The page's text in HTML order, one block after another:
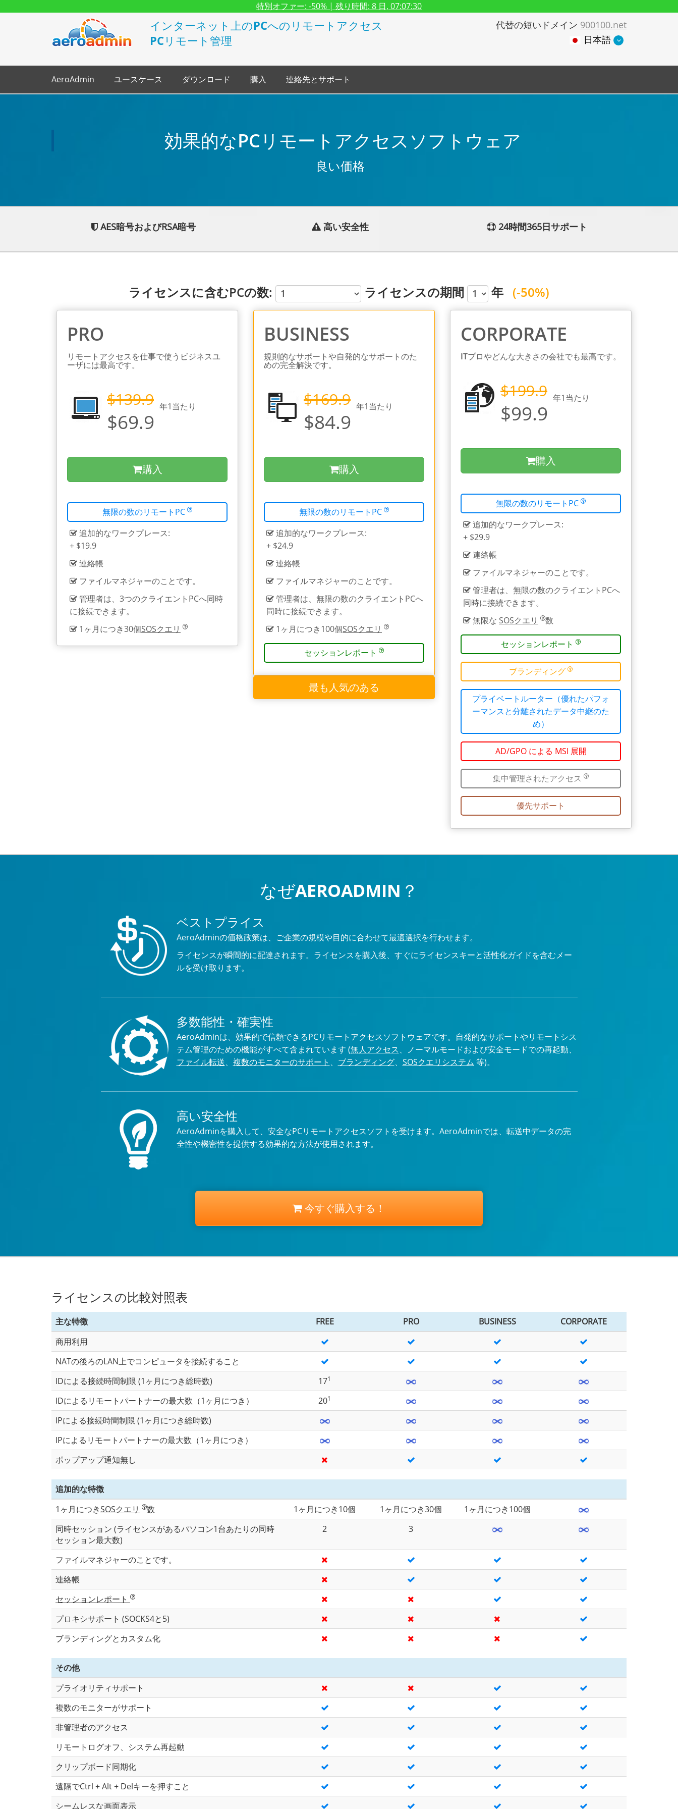
特別オファー: -50% | 残り時間: 8 日, 07:07:29
インターネット上のPCへのリモートアクセス
PCリモート管理
代替の短いドメイン 900100.net
日本語
AeroAdmin ユースケース ダウンロード 購入 連絡先とサポート
効果的なPCリモートアクセスソフトウェア
良い価格
AES暗号およびRSA暗号 高い安全性 24時間365日サポート
ライセンスに含むPCの数: ライセンスの期間 年 (-50%)
PRO
リモートアクセスを仕事で使うビジネスユ
ーザには最高です。
$139.9
$69.9
年1当たり
購入
無限の数のリモートPC
追加的なワークプレース:
+ $19.9
連絡帳
ファイルマネジャーのことです。
管理者は、3つのクライエントPCへ同時
に接続できます。
1ヶ月につき30個SOSクエリ
BUSINESS
規則的なサポートや自発的なサポートのた
めの完全解決です。
$169.9
$84.9
年1当たり
購入
無限の数のリモートPC
追加的なワークプレース:
+ $24.9
連絡帳
ファイルマネジャーのことです。
管理者は、無限の数のクライエントPCへ
同時に接続できます。
1ヶ月につき100個SOSクエリ
セッションレポート
最も人気のある
CORPORATE
ITプロやどんな大きさの会社でも最高です。
$199.9
$99.9
年1当たり
購入
無限の数のリモートPC
追加的なワークプレース:
+ $29.9
連絡帳
ファイルマネジャーのことです。
管理者は、無限の数のクライエントPCへ
同時に接続できます。
無限な SOSクエリ 数
セッションレポート
ブランディング
プライベートルーター（優れたパフォ
ーマンスと分離されたデータ中継のた
め）
AD/GPO による MSI 展開
集中管理されたアクセス
優先サポート
なぜAEROADMIN？
ベストプライス
AeroAdminの価格政策は、ご企業の規模や目的に合わせて最適選択を行わせます。
ライセンスが瞬間的に配達されます。ライセンスを購入後、すぐにライセンスキーと活性化ガイドを含むメー
ルを受け取ります。
多数能性・確実性
AeroAdminは、効果的で信頼できるPCリモートアクセスソフトウェアです。自発的なサポートやリモートシス
テム管理のための機能がすべて含まれています (無人アクセス、ノーマルモードおよび安全モードでの再起動、
ファイル転送、 複数のモニターのサポート 、 ブランディング、 SOSクエリシステム 等)。
高い安全性
AeroAdminを購入して、安全なPCリモートアクセスソフトを受けます。AeroAdminでは、転送中データの完
全性や機密性を提供する効果的な方法が使用されます。
今すぐ購入する！
ライセンスの比較対照表
主な特徴 FREE PRO BUSINESS
CORPORATE
商用利用
NATの後ろのLAN上でコンピュータを接続すること
IDによる接続時間制限 (1ヶ月につき総時数)
171
IDによるリモートパートナーの最大数（1ヶ月につき） 201
IPによる接続時間制限 (1ヶ月につき総時数)
IPによるリモートパートナーの最大数（1ヶ月につき）
ポップアップ通知無し
追加的な特徴
1ヶ月につきSOSクエリ 数 1ヶ月につき10個 1ヶ月につき30個
1ヶ月につき100個
同時セッション (ライセンスがあるパソコン1台あたりの同時
セッション最大数)
2 3
ファイルマネジャーのことです。
連絡帳
セッションレポート
プロキシサポート (SOCKS4と5)
ブランディングとカスタム化
その他
プライオリティサポート
複数のモニターがサポート
非管理者のアクセス
リモートログオフ、システム再起動
クリップボード同期化
遠隔でCtrl + Alt + Delキーを押すこと
シームレスな画面表示